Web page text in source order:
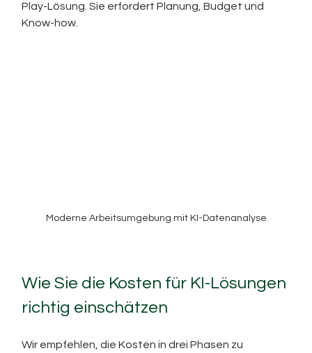
Play-Lösung. Sie erfordert Planung, Budget und
Know-how.
Moderne Arbeitsumgebung mit KI-Datenanalyse
Wie Sie die Kosten für KI-Lösungen
richtig einschätzen
Wir empfehlen, die Kosten in drei Phasen zu